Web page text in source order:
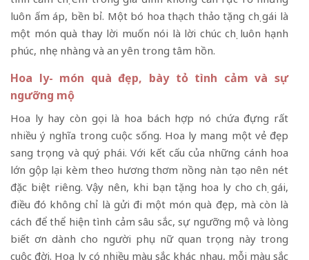
luôn ấm áp, bền bỉ. Một bó hoa thạch thảo tặng chị gái là
một món quà thay lời muốn nói là lời chúc chị luôn hạnh
phúc, nhẹ nhàng và an yên trong tâm hồn.
Hoa ly- món quà đẹp, bày tỏ tình cảm và sự
ngưỡng mộ
Hoa ly hay còn gọi là hoa bách hợp nó chứa đựng rất
nhiều ý nghĩa trong cuộc sống. Hoa ly mang một vẻ đẹp
sang trọng và quý phái. Với kết cấu của những cánh hoa
lớn gộp lại kèm theo hương thơm nồng nàn tạo nên nét
đặc biệt riêng. Vậy nên, khi bạn tặng hoa ly cho chị gái,
điều đó không chỉ là gửi đi một món quà đẹp, mà còn là
cách để thể hiện tình cảm sâu sắc, sự ngưỡng mộ và lòng
biết ơn dành cho người phụ nữ quan trọng này trong
cuộc đời. Hoa ly có nhiều màu sắc khác nhau, mỗi màu sắc